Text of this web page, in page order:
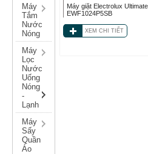
Máy
Tắm
Nước
Nóng
Máy
Lọc
Nước
Uống
Nóng
-
Lạnh
Máy
Sấy
Quần
Áo
Máy giặt Electrolux
EWF1024P5SB
XEM CHI TIẾT